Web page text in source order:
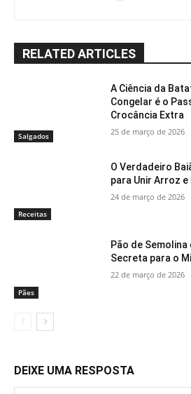
RELATED ARTICLES
Salgados
A Ciência da
Congelar é o
Crocância Extra
25 de março de 2026
Receitas
O Verdadeiro
para Unir Arroz e
24 de março de 2026
Pães
Pão de
Secreta para o
22 de março de 2026
DEIXE UMA RESPOSTA